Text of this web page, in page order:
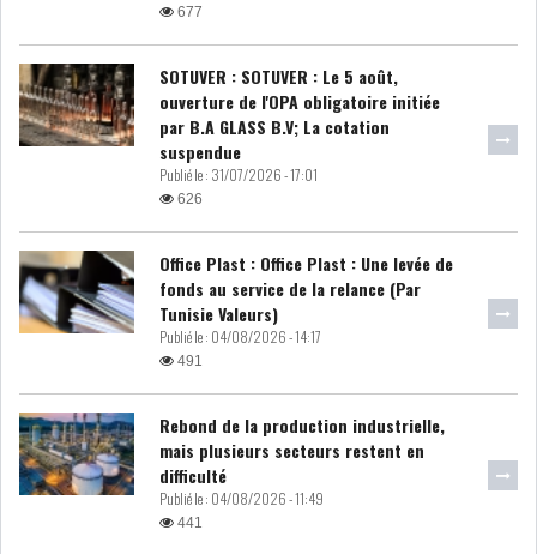
ATTIJARIWAFA BANK : LA
HAUSSE DES BÉNÉFI...
APRÈS LA SÉCHERESSE, LE
MAGHREB VA VERS...
677
SOTUVER : SOTUVER : Le 5 août,
ouverture de l'OPA obligatoire initiée
par B.A GLASS B.V; La cotation
suspendue
Publié le : 31/07/2026 - 17:01
626
Office Plast : Office Plast : Une levée de
fonds au service de la relance (Par
Tunisie Valeurs)
Publié le : 04/08/2026 - 14:17
491
Rebond de la production industrielle,
mais plusieurs secteurs restent en
difficulté
Publié le : 04/08/2026 - 11:49
441